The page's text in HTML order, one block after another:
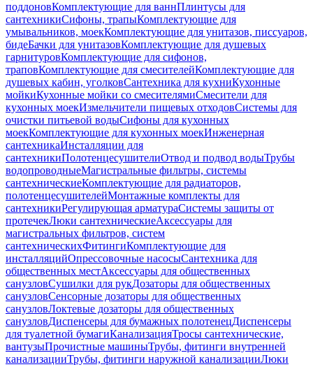
поддоновКомплектующие для ваннПлинтусы для
сантехникиСифоны, трапыКомплектующие для
умывальников, моекКомплектующие для унитазов, писсуаров,
бидеБачки для унитазовКомплектующие для душевых
гарнитуровКомплектующие для сифонов,
траповКомплектующие для смесителейКомплектующие для
душевых кабин, уголковСантехника для кухниКухонные
мойкиКухонные мойки со смесителямиСмесители для
кухонных моекИзмельчители пищевых отходовСистемы для
очистки питьевой водыСифоны для кухонных
моекКомплектующие для кухонных моекИнженерная
сантехникаИнсталляции для
сантехникиПолотенцесушителиОтвод и подвод водыТрубы
водопроводныеМагистральные фильтры, системы
сантехническиеКомплектующие для радиаторов,
полотенцесушителейМонтажные комплекты для
сантехникиРегулирующая арматураСистемы защиты от
протечекЛюки сантехническиеАксессуары для
магистральных фильтров, систем
сантехническихФитингиКомплектующие для
инсталляцийОпрессовочные насосыСантехника для
общественных местАксессуары для общественных
санузловСушилки для рукДозаторы для общественных
санузловСенсорные дозаторы для общественных
санузловЛоктевые дозаторы для общественных
санузловДиспенсеры для бумажных полотенецДиспенсеры
для туалетной бумагиКанализацияТросы сантехнические,
вантузыПрочистные машиныТрубы, фитинги внутренней
канализацииТрубы, фитинги наружной канализацииЛюки